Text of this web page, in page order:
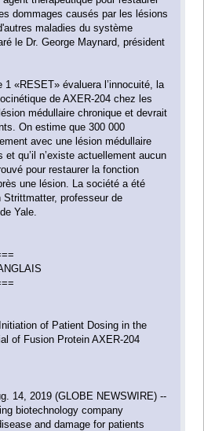
dommages causés par les lésions
maladies du système
le Dr. George Maynard, président
1 «RESET» évaluera l’innocuité, la
de AXER-204 chez les
médullaire chronique et devrait
On estime que 300 000
avec une lésion médullaire
qu’il n’existe actuellement aucun
pour restaurer la fonction
une lésion. La société a été
Strittmatter, professeur de
Yale.
of Patient Dosing in the
of Fusion Protein AXER-204
14, 2019 (GLOBE NEWSWIRE) --
biotechnology company
and damage for patients